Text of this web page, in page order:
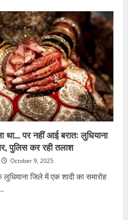
था… पर नहीं आई बरात: लुधियाना
पुलिस कर रही तलाश
October 9, 2025
जिले में एक शादी का समारोह